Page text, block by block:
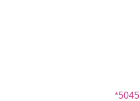
5045
*